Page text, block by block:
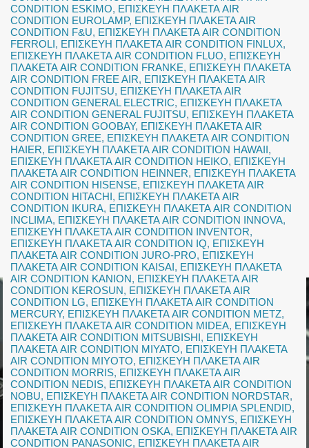
CONDITION ESKIMO, ΕΠΙΣΚΕΥΗ ΠΛΑΚΕΤΑ AIR
CONDITION EUROLAMP, ΕΠΙΣΚΕΥΗ ΠΛΑΚΕΤΑ AIR
CONDITION F&U, ΕΠΙΣΚΕΥΗ ΠΛΑΚΕΤΑ AIR CONDITION
FERROLI, ΕΠΙΣΚΕΥΗ ΠΛΑΚΕΤΑ AIR CONDITION FINLUX,
ΕΠΙΣΚΕΥΗ ΠΛΑΚΕΤΑ AIR CONDITION FLUO, ΕΠΙΣΚΕΥΗ
ΠΛΑΚΕΤΑ AIR CONDITION FRANKE, ΕΠΙΣΚΕΥΗ ΠΛΑΚΕΤΑ
AIR CONDITION FREE AIR, ΕΠΙΣΚΕΥΗ ΠΛΑΚΕΤΑ AIR
CONDITION FUJITSU, ΕΠΙΣΚΕΥΗ ΠΛΑΚΕΤΑ AIR
CONDITION GENERAL ELECTRIC, ΕΠΙΣΚΕΥΗ ΠΛΑΚΕΤΑ
AIR CONDITION GENERAL FUJITSU, ΕΠΙΣΚΕΥΗ ΠΛΑΚΕΤΑ
AIR CONDITION GOOBAY, ΕΠΙΣΚΕΥΗ ΠΛΑΚΕΤΑ AIR
CONDITION GREE, ΕΠΙΣΚΕΥΗ ΠΛΑΚΕΤΑ AIR CONDITION
HAIER, ΕΠΙΣΚΕΥΗ ΠΛΑΚΕΤΑ AIR CONDITION HAWAII,
ΕΠΙΣΚΕΥΗ ΠΛΑΚΕΤΑ AIR CONDITION HEIKO, ΕΠΙΣΚΕΥΗ
ΠΛΑΚΕΤΑ AIR CONDITION HEINNER, ΕΠΙΣΚΕΥΗ ΠΛΑΚΕΤΑ
AIR CONDITION HISENSE, ΕΠΙΣΚΕΥΗ ΠΛΑΚΕΤΑ AIR
CONDITION HITACHI, ΕΠΙΣΚΕΥΗ ΠΛΑΚΕΤΑ AIR
CONDITION IKURA, ΕΠΙΣΚΕΥΗ ΠΛΑΚΕΤΑ AIR CONDITION
INCLIMA, ΕΠΙΣΚΕΥΗ ΠΛΑΚΕΤΑ AIR CONDITION INNOVA,
ΕΠΙΣΚΕΥΗ ΠΛΑΚΕΤΑ AIR CONDITION INVENTOR,
ΕΠΙΣΚΕΥΗ ΠΛΑΚΕΤΑ AIR CONDITION IQ, ΕΠΙΣΚΕΥΗ
ΠΛΑΚΕΤΑ AIR CONDITION JURO-PRO, ΕΠΙΣΚΕΥΗ
ΠΛΑΚΕΤΑ AIR CONDITION KAISAI, ΕΠΙΣΚΕΥΗ ΠΛΑΚΕΤΑ
AIR CONDITION KANION, ΕΠΙΣΚΕΥΗ ΠΛΑΚΕΤΑ AIR
CONDITION KEROSUN, ΕΠΙΣΚΕΥΗ ΠΛΑΚΕΤΑ AIR
CONDITION LG, ΕΠΙΣΚΕΥΗ ΠΛΑΚΕΤΑ AIR CONDITION
MERCURY, ΕΠΙΣΚΕΥΗ ΠΛΑΚΕΤΑ AIR CONDITION METZ,
ΕΠΙΣΚΕΥΗ ΠΛΑΚΕΤΑ AIR CONDITION MIDEA, ΕΠΙΣΚΕΥΗ
ΠΛΑΚΕΤΑ AIR CONDITION MITSUBISHI, ΕΠΙΣΚΕΥΗ
ΠΛΑΚΕΤΑ AIR CONDITION MIYATO, ΕΠΙΣΚΕΥΗ ΠΛΑΚΕΤΑ
AIR CONDITION MIYOTO, ΕΠΙΣΚΕΥΗ ΠΛΑΚΕΤΑ AIR
CONDITION MORRIS, ΕΠΙΣΚΕΥΗ ΠΛΑΚΕΤΑ AIR
CONDITION NEDIS, ΕΠΙΣΚΕΥΗ ΠΛΑΚΕΤΑ AIR CONDITION
NOBU, ΕΠΙΣΚΕΥΗ ΠΛΑΚΕΤΑ AIR CONDITION NORDSTAR,
ΕΠΙΣΚΕΥΗ ΠΛΑΚΕΤΑ AIR CONDITION OLIMPIA SPLENDID,
ΕΠΙΣΚΕΥΗ ΠΛΑΚΕΤΑ AIR CONDITION OMNYS, ΕΠΙΣΚΕΥΗ
ΠΛΑΚΕΤΑ AIR CONDITION OSKA, ΕΠΙΣΚΕΥΗ ΠΛΑΚΕΤΑ AIR
CONDITION PANASONIC, ΕΠΙΣΚΕΥΗ ΠΛΑΚΕΤΑ AIR